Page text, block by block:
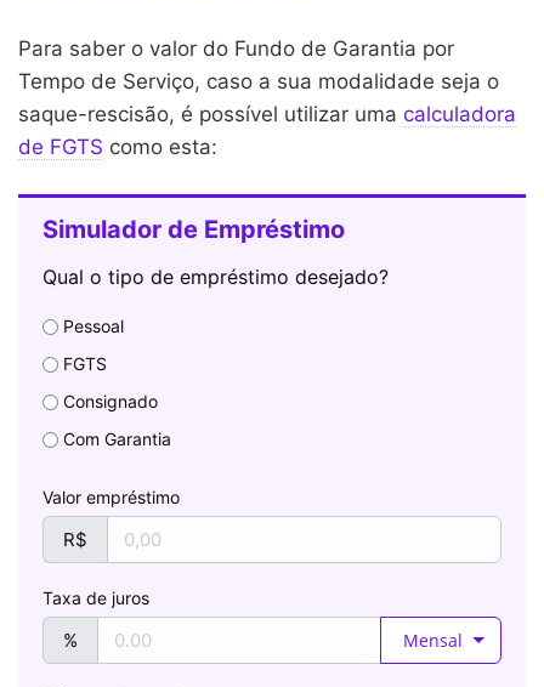
Para saber o valor do Fundo de Garantia por
Tempo de Serviço, caso a sua modalidade seja o
saque-rescisão, é possível utilizar uma calculadora
de FGTS como esta: